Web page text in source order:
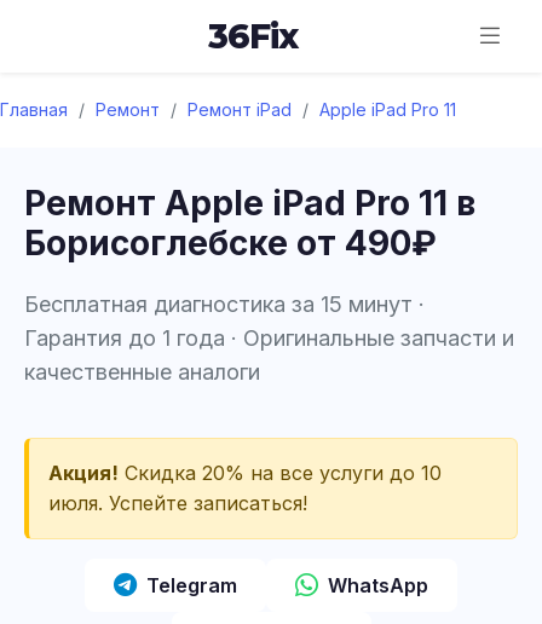
36Fix
Главная / Ремонт / Ремонт iPad / Apple iPad Pro 11
Ремонт Apple iPad Pro 11 в
Борисоглебске от 490₽
Бесплатная диагностика за 15 минут ·
Гарантия до 1 года · Оригинальные запчасти и
качественные аналоги
Акция! Скидка 20% на все услуги до 10
июля. Успейте записаться!
Telegram WhatsApp